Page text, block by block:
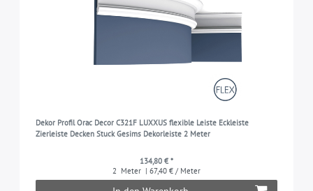
Dekor Profil Orac Decor C321F LUXXUS flexible Leiste Eckleiste
Zierleiste Decken Stuck Gesims Dekorleiste 2 Meter
134,80 € *
2 Meter | 67,40 € / Meter